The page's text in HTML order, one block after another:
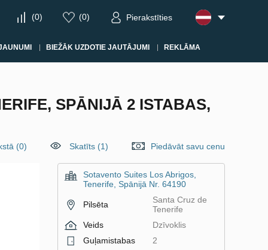
(0) (0) Pierakstīties
BIEŽĀK UZDOTIE JAUTĀJUMI REKLĀMA
SPĀNIJĀ 2 ISTABAS,
(0) Skatīts (1) Piedāvāt savu cenu
Sotavento Suites Los Abrigos,
Tenerife, Spānijā Nr. 64190
Pilsēta
Santa Cruz de
Tenerife
Veids
Dzīvoklis
Guļamistabas
2